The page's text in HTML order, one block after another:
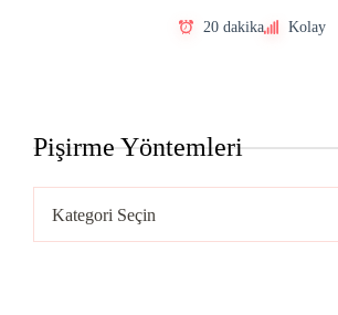
20 dakika Kolay
Pişirme Yöntemleri
Yöntemleri